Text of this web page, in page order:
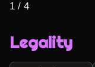
1 / 4
Legality